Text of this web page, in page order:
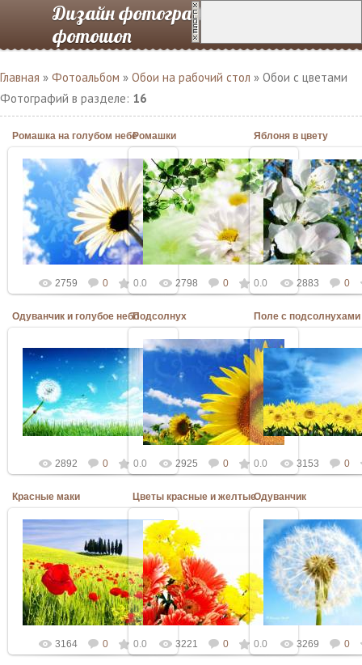
Дизайн фотографий в
фотошоп
Главная » Фотоальбом » Обои на рабочий стол » Обои с цветами
Фотографий в разделе: 16
Ромашка на голубом небе
11.09.2010
Admin
2759 0 0.0
Ромашки
11.09.2010
Admin
2798 0 0.0
Яблоня в цвету
11.09.2010
Admin
2883 0
Одуванчик и голубое небо
11.09.2010
Admin
2892 0 0.0
Подсолнух
11.09.2010
Admin
2925 0 0.0
Поле с подсолнухами
11.09.2010
Admin
3153 0
Красные маки
11.09.2010
Admin
3164 0 0.0
Цветы красные и желтые
11.09.2010
Admin
3221 0 0.0
Одуванчик
11.09.2010
Admin
3269 0